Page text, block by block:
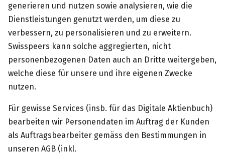
generieren und nutzen sowie analysieren, wie die
Dienstleistungen genutzt werden, um diese zu
verbessern, zu personalisieren und zu erweitern.
Swisspeers kann solche aggregierten, nicht
personenbezogenen Daten auch an Dritte weitergeben,
welche diese für unsere und ihre eigenen Zwecke
nutzen.
Für gewisse Services (insb. für das Digitale Aktienbuch)
bearbeiten wir Personendaten im Auftrag der Kunden
als Auftragsbearbeiter gemäss den Bestimmungen in
unseren AGB (inkl.